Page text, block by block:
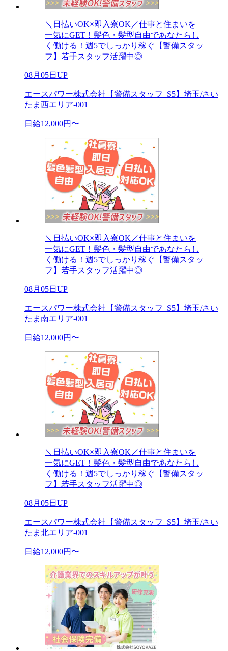
＼日払いOK×即入寮OK／仕事と住まいを
一気にGET！髪色・髪型自由であなたらし
く働ける！週5でしっかり稼ぐ【警備スタッ
フ】若手スタッフ活躍中◎
08月05日UP
エースパワー株式会社【警備スタッフ_S5】埼玉/さい
たま西エリア-001
日給12,000円〜
＼日払いOK×即入寮OK／仕事と住まいを
一気にGET！髪色・髪型自由であなたらし
く働ける！週5でしっかり稼ぐ【警備スタッ
フ】若手スタッフ活躍中◎
08月05日UP
エースパワー株式会社【警備スタッフ_S5】埼玉/さい
たま南エリア-001
日給12,000円〜
＼日払いOK×即入寮OK／仕事と住まいを
一気にGET！髪色・髪型自由であなたらし
く働ける！週5でしっかり稼ぐ【警備スタッ
フ】若手スタッフ活躍中◎
08月05日UP
エースパワー株式会社【警備スタッフ_S5】埼玉/さい
たま北エリア-001
日給12,000円〜